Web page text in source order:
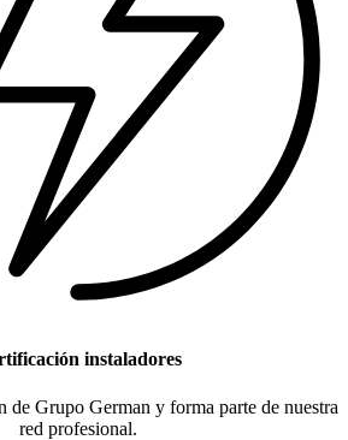
instaladores
de Grupo German y forma parte de nuestra
red profesional.